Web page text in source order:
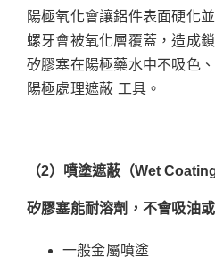
陽極氧化會讓鋁件表面硬化
螺牙會被氧化層覆蓋，造成
矽膠塞在陽極藥水中不吸色
陽極處理遮蔽 工具。
（2）噴塗遮蔽（Wet
矽膠塞能耐溶劑，不會吸油
一般金屬噴塗